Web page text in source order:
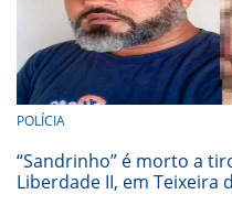
POLÍCIA
“Sandrinho” é morto a
Liberdade II, em Teixeira